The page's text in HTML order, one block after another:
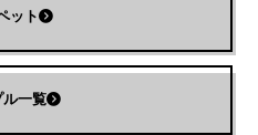
ット
一覧